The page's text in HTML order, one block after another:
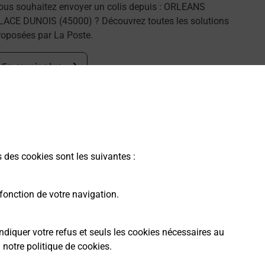
cookies sont les suivantes :
de votre navigation.
votre refus et seuls les cookies nécessaires au
notre politique de cookies.
souhaitez envoyer un colis depuis : ORLEANS
DUNOIS (45000) ? Découvrez toutes les solutions
par La Poste.
En savoir plus